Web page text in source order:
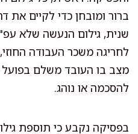
ברור ומובחן כדי לקיים את
שנית, גילום הנעשה שלא
לחריגה משכר העבודה
מצב בו העובד משלם בפועל
להסכמה או נוהג.
בפסיקה נקבע כי תוספת